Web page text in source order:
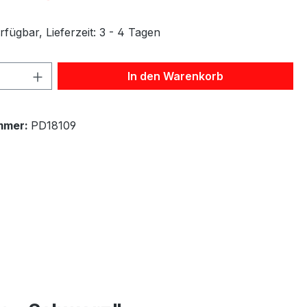
Lieferzeit: 3 - 4 Tagen
Anzahl: Gib den gewünschten Wert
In den Warenkorb
PD18109